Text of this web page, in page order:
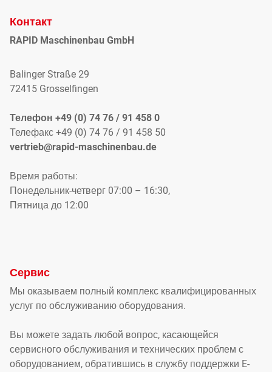
Контакт
RAPID Maschinenbau GmbH
Balinger Straße 29
72415 Grosselfingen
Телефон +49 (0) 74 76 / 91 458 0
Телефакс +49 (0) 74 76 / 91 458 50
vertrieb@rapid-maschinenbau.de
Время работы:
Понедельник-четверг 07:00 – 16:30,
Пятница до 12:00
Сервис
Мы оказываем полный комплекс квалифицированных
услуг по обслуживанию оборудования.
Вы можете задать любой вопрос, касающейся
сервисного обслуживания и технических проблем с
оборудованием, обратившись в службу поддержки E-